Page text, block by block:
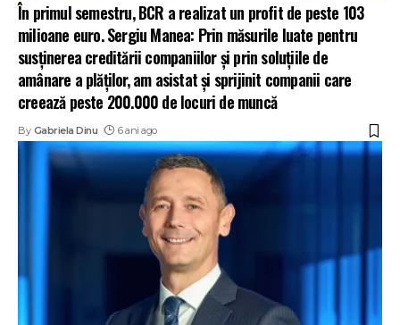
În primul semestru, BCR a realizat un profit de peste 103
milioane euro. Sergiu Manea: Prin măsurile luate pentru
susținerea creditării companiilor și prin soluțiile de
amânare a plăților, am asistat și sprijinit companii care
creează peste 200.000 de locuri de muncă
By Gabriela Dinu 6 ani ago